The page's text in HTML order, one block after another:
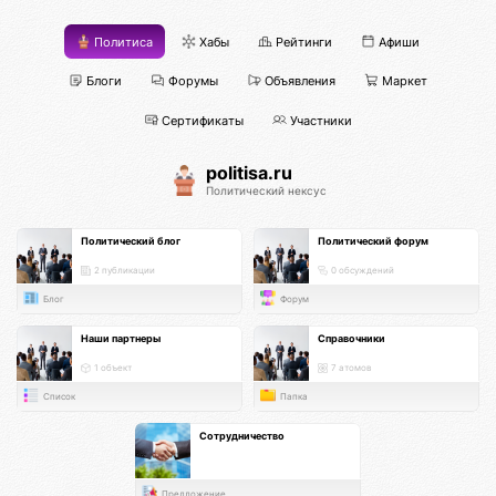
Политиса Хабы Рейтинги Афиши
Блоги Форумы Объявления Маркет
Сертификаты Участники
politisa.ru
Политический нексус
Политический блог
2 публикации
Блог
Политический форум
0 обсуждений
Форум
Наши партнеры
1 объект
Список
Справочники
7 атомов
Папка
Сотрудничество